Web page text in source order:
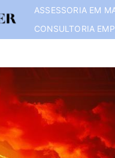
ASSESSORIA EM
CONSULTORIA